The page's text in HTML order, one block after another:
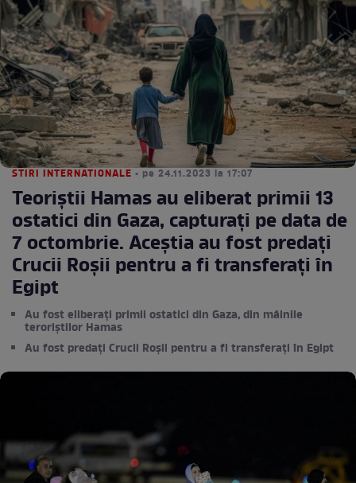
STIRI INTERNATIONALE • pe 24.11.2023 la 17:07
Teoriștii Hamas au eliberat primii 13
ostatici din Gaza, capturați pe data de
7 octombrie. Aceștia au fost predați
Crucii Roșii pentru a fi transferați în
Egipt
Au fost eliberați primii ostatici din Gaza, din mâinile
teroriștilor Hamas
Au fost predați Crucii Roșii pentru a fi transferați în Egipt